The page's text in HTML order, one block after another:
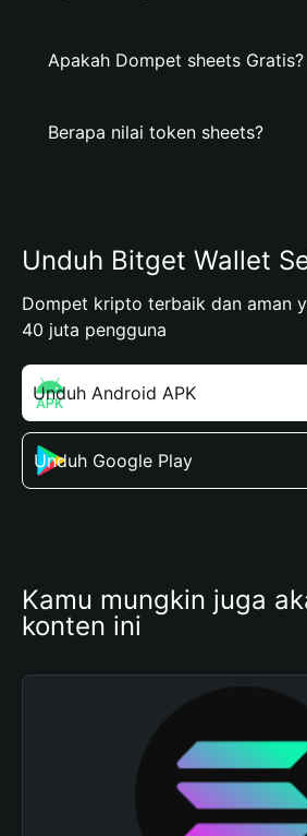
Apakah Dompet sheets Gratis?
Berapa nilai token sheets?
Unduh Bitget Wallet
Dompet kripto terbaik dan aman
40 juta pengguna
Unduh Android APK
Unduh Google Play
Kamu mungkin juga
konten ini